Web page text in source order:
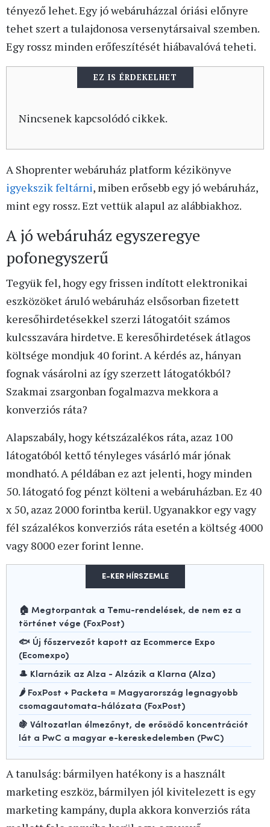
tényező lehet. Egy jó webáruházzal óriási előnyre
tehet szert a tulajdonosa versenytársaival szemben.
Egy rossz minden erőfeszítését hiábavalóvá teheti.
EZ IS ÉRDEKELHET
Nincsenek kapcsolódó cikkek.
A Shoprenter webáruház platform kézikönyve
igyekszik feltárni, miben erősebb egy jó webáruház,
mint egy rossz. Ezt vettük alapul az alábbiakhoz.
A jó webáruház egyszeregye
pofonegyszerű
Tegyük fel, hogy egy frissen indított elektronikai
eszközöket áruló webáruház elsősorban fizetett
keresőhirdetésekkel szerzi látogatóit számos
kulcsszavára hirdetve. E keresőhirdetések átlagos
költsége mondjuk 40 forint. A kérdés az, hányan
fognak vásárolni az így szerzett látogatókból?
Szakmai zsargonban fogalmazva mekkora a
konverziós ráta?
Alapszabály, hogy kétszázalékos ráta, azaz 100
látogatóból kettő tényleges vásárló már jónak
mondható. A példában ez azt jelenti, hogy minden
50. látogató fog pénzt költeni a webáruházban. Ez 40
x 50, azaz 2000 forintba kerül. Ugyanakkor egy vagy
fél százalékos konverziós ráta esetén a költség 4000
vagy 8000 ezer forint lenne.
E-KER HÍRSZEMLE
🏠 Megtorpantak a Temu-rendelések, de nem ez a
történet vége (FoxPost)
🐟 Új főszervezőt kapott az Ecommerce Expo
(Ecomexpo)
🎩 Klarnázik az Alza - Alzázik a Klarna (Alza)
🌶️ FoxPost + Packeta = Magyarország legnagyobb
csomagautomata-hálózata (FoxPost)
🍇 Változatlan élmezőnyt, de erősödő koncentrációt
lát a PwC a magyar e-kereskedelemben (PwC)
A tanulság: bármilyen hatékony is a használt
marketing eszköz, bármilyen jól kivitelezett is egy
marketing kampány, dupla akkora konverziós ráta